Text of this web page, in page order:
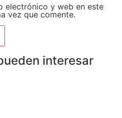
electrónico y web en este
vez que comente.
interesar